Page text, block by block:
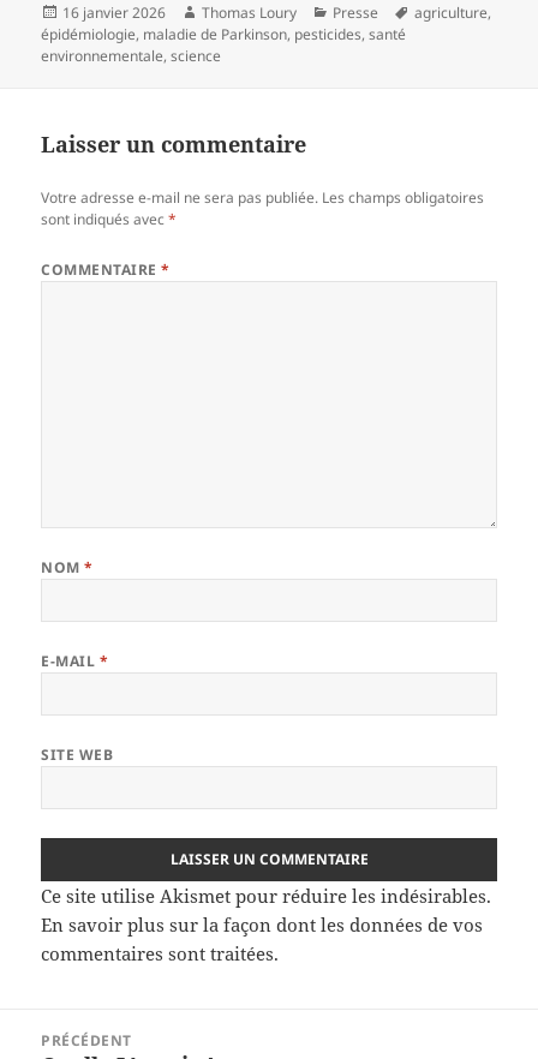
Publié
le
16 janvier 2026 Auteur
Thomas Loury Catégories
Presse
Mots-
agriculture,
épidémiologie, maladie de Parkinson, pesticides,santé
environnementale,science
Laisser un commentaire
Votre adresse e-mail ne sera pas publiée. Les champs obligatoires
sont indiqués avec*
COMMENTAIRE*
NOM*
E-MAIL *
SITE WEB
Ce site utilise Akismet pour réduire les indésirables.
En savoir plus sur la façon dont les données de vos
commentaires sont traitées.
PRÉCÉDENT